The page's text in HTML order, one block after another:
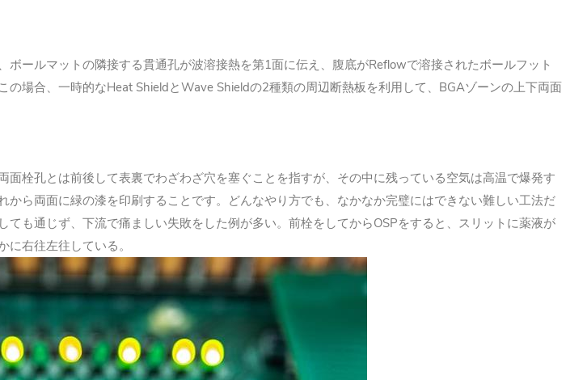
ールマットの隣接する貫通孔が波溶接熱を第1面に伝え、腹底がReflowで溶接されたボールフット
場合、一時的なHeat ShieldとWave Shieldの2種類の周辺断熱板を利用して、BGAゾーンの上下両面
栓孔とは前後して表裏でわざわざ穴を塞ぐことを指すが、その中に残っている空気は高温で爆発す
ら両面に緑の漆を印刷することです。どんなやり方でも、なかなか完璧にはできない難しい工法だ
も通じず、下流で痛ましい失敗をした例が多い。前栓をしてからOSPをすると、スリットに薬液が
右往左往している。